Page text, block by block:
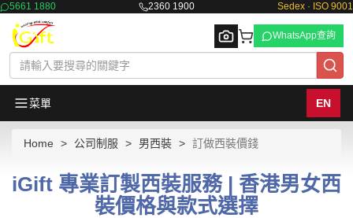
5661 1880 2360 1900 Sedex · ISO 9001
Browse
WhatsApp查詢
菜單 EN
Home 公司制服 男西裝 訂做西裝價錢
iGift 專業訂製西裝服務 | 香港男女西
裝價格與款式選擇